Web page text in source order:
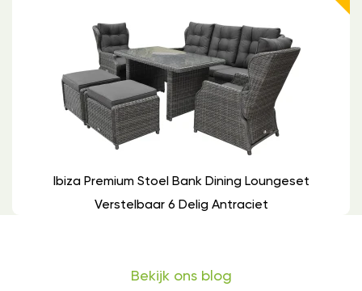
Ibiza Premium Stoel Bank Dining Loungeset
Verstelbaar 6 Delig Antraciet
Bekijk ons blog